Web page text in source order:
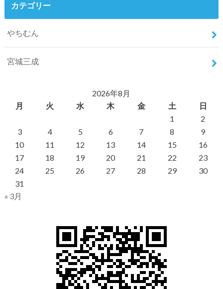
カテゴリー
やちむん
宮城三成
2026年8月
月
火 水 木 金 土
日
1
2
3
4 5 6 7 8
9
10
11 12 13 14 15
16
17
18 19 20 21 22
23
24
25 26 27 28 29
30
31
« 3月